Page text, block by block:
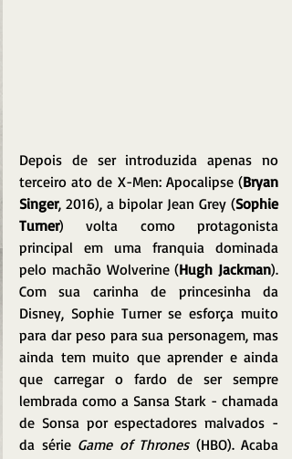
Depois de ser introduzida apenas no
terceiro ato de X-Men: Apocalipse (Bryan
Singer, 2016), a bipolar Jean Grey (Sophie
Turner) volta como protagonista
principal em uma franquia dominada
pelo machão Wolverine (Hugh Jackman).
Com sua carinha de princesinha da
Disney, Sophie Turner se esforça muito
para dar peso para sua personagem, mas
ainda tem muito que aprender e ainda
que carregar o fardo de ser sempre
lembrada como a Sansa Stark - chamada
de Sonsa por espectadores malvados -
da série Game of Thrones (HBO). Acaba